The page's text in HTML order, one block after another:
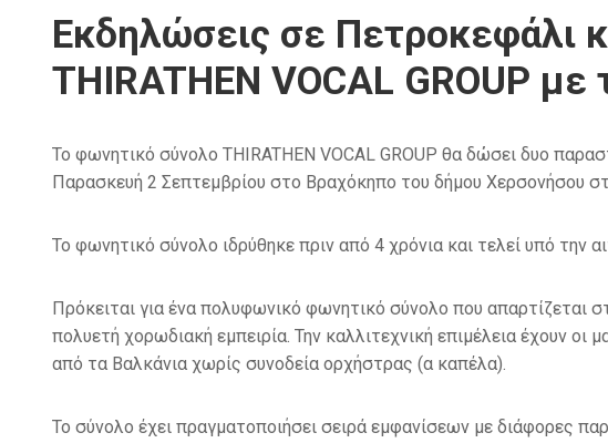
Εκδηλώσεις σε Πετροκεφάλι
THIRATHEN VOCAL GROUP
Το φωνητικό σύνολο THIRATHEN VOCAL GROUP θα δώσει δυο
Παρασκευή 2 Σεπτεμβρίου στο Βραχόκηπο του δήμου Χερσονήσου
Το φωνητικό σύνολο ιδρύθηκε πριν από 4 χρόνια και τελεί υπό την
Πρόκειται για ένα πολυφωνικό φωνητικό σύνολο που
πολυετή χορωδιακή εμπειρία. Την καλλιτεχνική επιμέλεια έχουν
από τα Βαλκάνια χωρίς συνοδεία ορχήστρας (α καπέλα).
Το σύνολο έχει πραγματοποιήσει σειρά εμφανίσεων με διάφορες